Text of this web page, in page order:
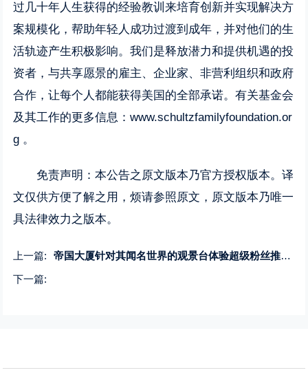
过几十年人生获得的经验教训来培育创新并实现解决方
案规模化，帮助年轻人成功过渡到成年，并对他们的生
活轨迹产生积极影响。我们是释放潜力和提供机遇的投
资者，与共享愿景的雇主、企业家、非营利组织和政府
合作，让每个人都能获得美国的全部承诺。有关基金会
及其工作的更多信息：www.schultzfamilyfoundation.or
g 。
免责声明：本公告之原文版本乃官方授权版本。译
文仅供方便了解之用，烦请参照原文，原文版本乃唯一
具法律效力之版本。
上一篇:
帝国大厦针对其闻名世界的观景台体验超级粉丝推出大使计划
下一篇: